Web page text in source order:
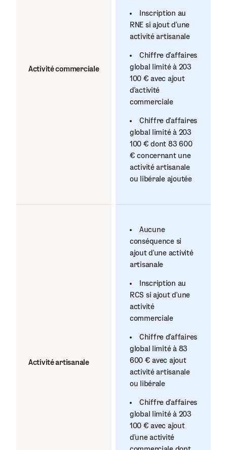
Activité commerciale
Inscription au
RNE si ajout d’une
activité artisanale
Chiffre d’affaires
global limité à 203
100 € avec ajout
d’activité
commerciale
Chiffre d’affaires
global limité à 203
100 € dont 83 600
€ concernant une
activité artisanale
ou libérale ajoutée
Activité artisanale
Aucune
conséquence si
ajout d’une activité
artisanale
Inscription au
RCS si ajout d’une
activité
commerciale
Chiffre d’affaires
global limité à 83
600 € avec ajout
activité artisanale
ou libérale
Chiffre d’affaires
global limité à 203
100 € avec ajout
d’une activité